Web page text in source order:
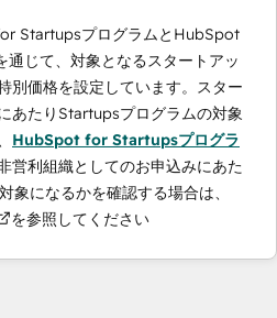
StartupsプログラムとHubSpot
じて、対象となるスタートアッ
別価格を設定しています。スター
あたりStartupsプログラムの対象
HubSpot for Startupsプログラ
営利組織としてのお申込みにあた
になるかを確認する場合は、
を参照してください